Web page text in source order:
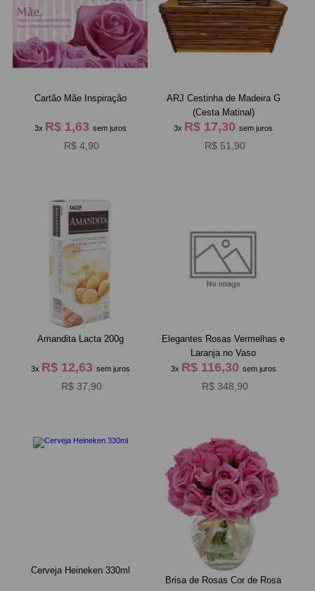
Cartão Mãe Inspiração
3x R$ 1,63 sem juros
R$ 4,90
ARJ Cestinha de Madeira G
(Cesta Matinal)
3x R$ 17,30sem juros
R$ 51,90
Amandita Lacta 200g
3x R$ 12,63 sem juros
R$ 37,90
Elegantes Rosas Vermelhas e
Laranja no Vaso
3x R$ 116,30 sem juros
R$ 348,90
Cerveja Heineken 330ml
Brisa de Rosas Cor de Rosa